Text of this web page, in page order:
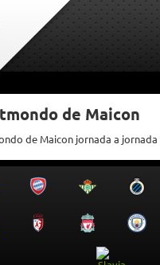
de Maicon
de Maicon jornada a jornada